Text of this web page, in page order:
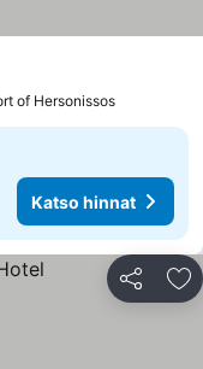
of Hersonissos
Katso hinnat
Jaa